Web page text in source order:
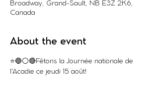
Broadway, Grand-Sault, NB E3Z 2K6,
Canada
About the event
⭐️🔵⚪️🔴Fêtons la Journée nationale de
l'Acadie ce jeudi 15 août!